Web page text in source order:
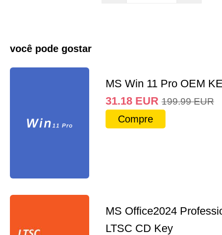
você pode gostar
MS Win 11 Pro OEM
31.18 EUR 199.99 EUR
Compre
MS Office2024
LTSC CD Key